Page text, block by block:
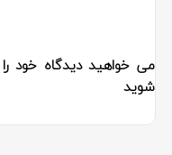
می خواهید دیدگاه خود
شوید